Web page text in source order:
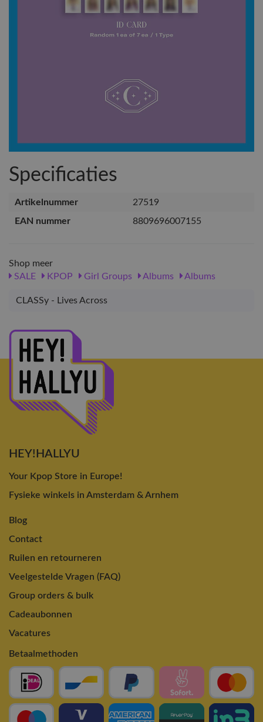
Specificaties
Artikelnummer
27519
EAN nummer
8809696007155
Shop meer
SALE
KPOP Girl Groups Albums Albums
CLASSy - Lives Across
HEY!HALLYU
Your Kpop Store in Europe!
Fysieke winkels in Amsterdam & Arnhem
Blog
Contact
Ruilen en retourneren
Veelgestelde Vragen (FAQ)
Group orders & bulk
Cadeaubonnen
Vacatures
Betaalmethoden